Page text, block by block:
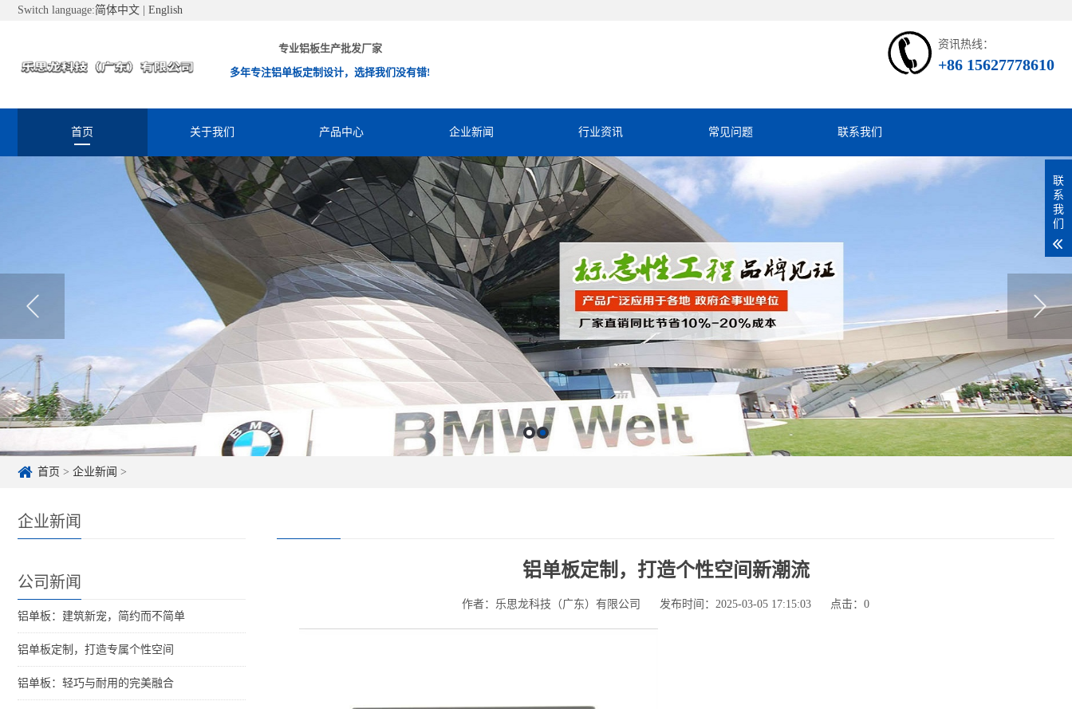
Switch language:简体中文 English
专业铝板生产批发厂家
多年专注铝单板定制设计，选择我们没有错!
资讯热线：
+86 15627778610
首页 关于我们 产品中心 企业新闻 行业资讯 常见问题 联系我们
首页 > 企业新闻 >
企业新闻
公司新闻
铝单板：建筑新宠，简约而不简单
铝单板定制，打造专属个性空间
铝单板：轻巧与耐用的完美融合
铝单板定制，打造个性空间新潮流
作者：乐思龙科技（广东）有限公司 发布时间：2025-03-05 17:15:03 点击： 0
联
系
我
们